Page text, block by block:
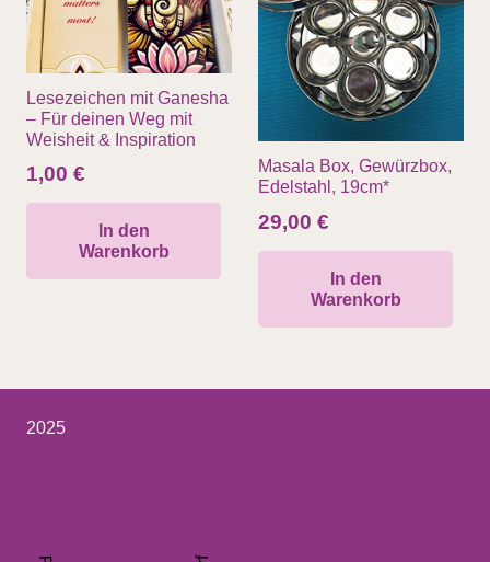
Lesezeichen mit Ganesha
– Für deinen Weg mit
Weisheit & Inspiration
1,00 €
In den
Warenkorb
Masala Box, Gewürzbox,
Edelstahl, 19cm*
29,00 €
In den
Warenkorb
2025